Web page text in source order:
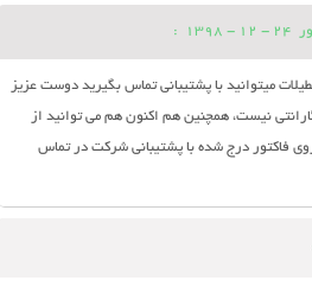
24 - 12 - 1398
:
میتوانید با پشتیبانی تماس بگیرید دوست عزیز
نیست، همچنین هم اکنون هم می توانید از
فاکتور درج شده با پشتیبانی شرکت در تماس